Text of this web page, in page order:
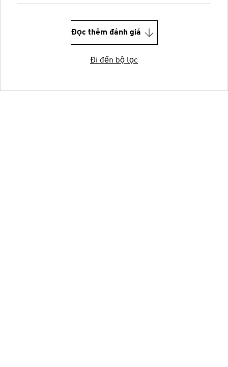
Đọc thêm đánh giá
Đi đến bộ lọc